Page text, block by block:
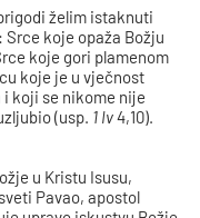
želim istaknuti
koje opaža Božju
koje gori plamenom
koje je u vječnost
koji se nikome nije
(usp. 1 Iv4,10).
u Kristu Isusu,
Pavao, apostol